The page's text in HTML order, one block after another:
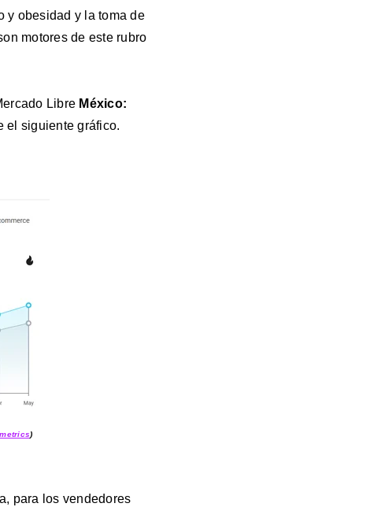
y obesidad y la toma de
motores de este rubro
Libre México:
el siguiente gráfico.
)
para los vendedores